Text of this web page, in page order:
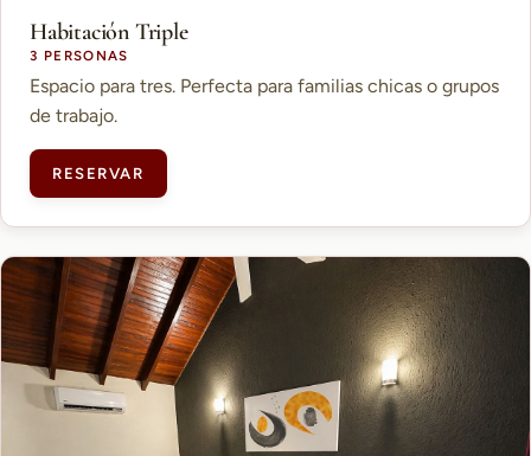
Habitación Triple
3 PERSONAS
Espacio para tres. Perfecta para familias chicas o grupos
de trabajo.
RESERVAR